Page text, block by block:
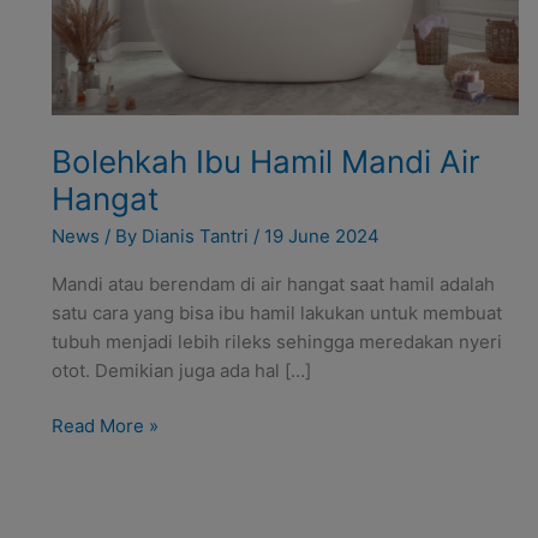
Bolehkah Ibu Hamil Mandi Air
Hangat
News / By Dianis Tantri / 19 June 2024
Mandi atau berendam di air hangat saat hamil adalah
satu cara yang bisa ibu hamil lakukan untuk membuat
tubuh menjadi lebih rileks sehingga meredakan nyeri
otot. Demikian juga ada hal […]
Read More »